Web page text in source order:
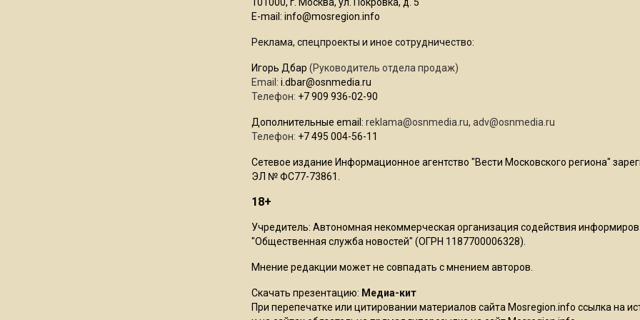
E-mail: info@mosregion.info
Реклама, спецпроекты и иное сотрудничество:
Игорь Дбар (Руководитель отдела продаж)
Email: i.dbar@osnmedia.ru
Телефон: +7 909 936-02-90
Дополнительные email: reklama@osnmedia.ru, adv@osnmedia.ru
Телефон: +7 495 004-56-11
Сетевое издание Информационное агентство "Вести Московского региона"
ЭЛ № ФС77-73861.
18+
Учредитель: Автономная некоммерческая организация содействия
"Общественная служба новостей" (ОГРН 1187700006328).
Мнение редакции может не совпадать с мнением авторов.
Скачать презентацию: Медиа-кит
При перепечатке или цитировании материалов сайта Mosregion.info ссылка на